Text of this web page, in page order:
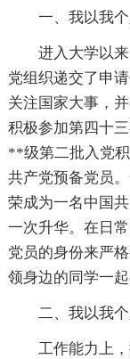
一、我以我
进入大学以
党组织递交了申
关注国家大事，
积极参加第四十
**级第二批入党
共产党预备党员
荣成为一名中国
一次升华。在日
党员的身份来严
领身边的同学一起
二、我以我
工作能力上